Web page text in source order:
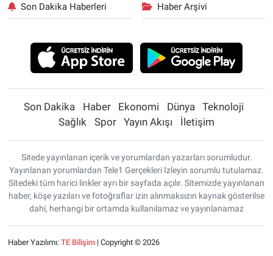
Son Dakika Haberleri Haber Arşivi
Son Dakika Haber Ekonomi Dünya
Teknoloji
Sağlık
Spor Yayın Akışı İletişim
Sitede yayınlanan içerik ve yorumlardan yazarları sorumludur.
Yayınlanan yorumlardan Tele1 Gerçekleri İzleyin sorumlu tutulamaz.
Sitedeki tüm harici linkler ayrı bir sayfada açılır. Sitemizde yayınlanan
haber, köşe yazıları ve fotoğraflar izin alınmaksızın kaynak gösterilse
dahi, herhangi bir ortamda kullanılamaz ve yayınlanamaz
Haber Yazılımı: TE Bilişim| Copyright © 2026